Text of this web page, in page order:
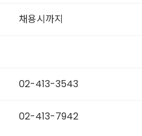
채용시까지
02-413-3543
02-413-7942